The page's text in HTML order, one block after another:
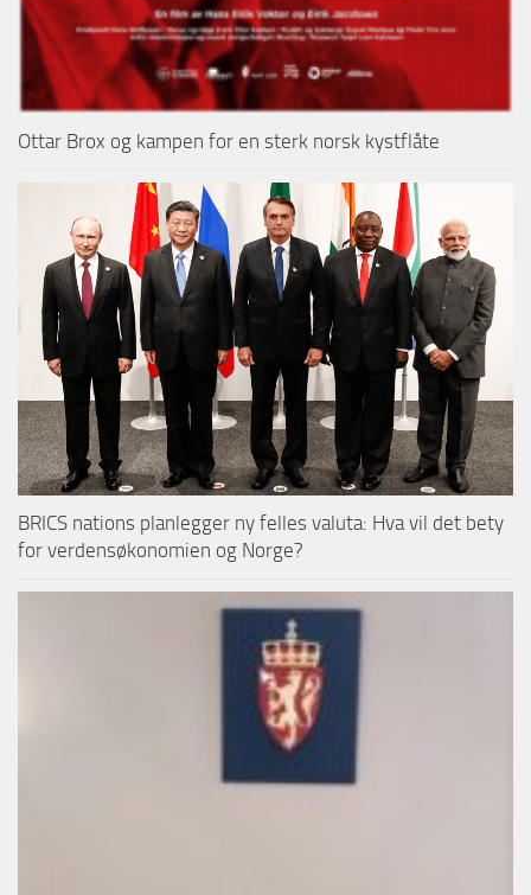
Ottar Brox og kampen for en sterk norsk kystflåte
BRICS nations planlegger ny felles valuta: Hva vil det bety
for verdensøkonomien og Norge?